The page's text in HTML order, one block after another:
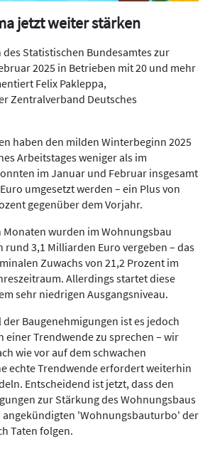
jetzt weiter stärken
Statistischen Bundesamtes zur
2025 in Betrieben mit 20 und mehr
Felix Pakleppa,
Zentralverband Deutsches
haben den milden Winterbeginn 2025
Arbeitstages weniger als im
im Januar und Februar insgesamt
umgesetzt werden – ein Plus von
gegenüber dem Vorjahr.
Monaten wurden im Wohnungsbau
rund 3,1 Milliarden Euro vergeben – das
Zuwachs von 21,2 Prozent im
Allerdings startet diese
sehr niedrigen Ausgangsniveau.
Baugenehmigungen ist es jedoch
einer Trendwende zu sprechen – wir
wie vor auf dem schwachen
echte Trendwende erfordert weiterhin
Entscheidend ist jetzt, dass den
zur Stärkung des Wohnungsbaus
angekündigten 'Wohnungsbauturbo' der
Taten folgen.